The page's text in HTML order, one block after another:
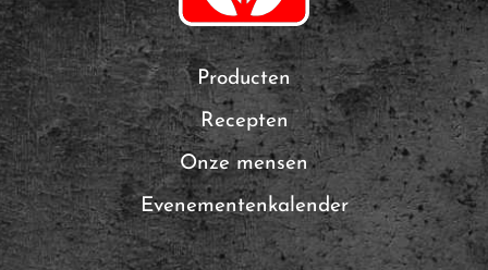
Producten
Recepten
Onze mensen
Evenementenkalender